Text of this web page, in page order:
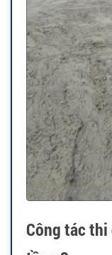
Công tác thi